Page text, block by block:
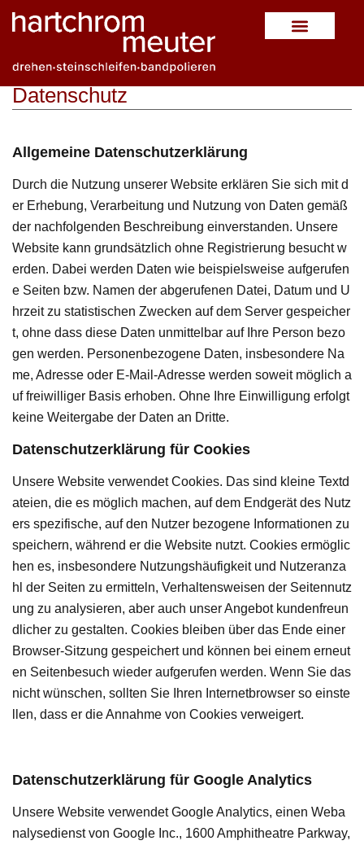
Datenschutz
Allgemeine Datenschutzerklärung
Durch die Nutzung unserer Website erklären Sie sich mit d
er Erhebung, Verarbeitung und Nutzung von Daten gemäß
der nachfolgenden Beschreibung einverstanden. Unsere
Website kann grundsätzlich ohne Registrierung besucht w
erden. Dabei werden Daten wie beispielsweise aufgerufen
e Seiten bzw. Namen der abgerufenen Datei, Datum und U
hrzeit zu statistischen Zwecken auf dem Server gespeicher
t, ohne dass diese Daten unmittelbar auf Ihre Person bezo
gen werden. Personenbezogene Daten, insbesondere Na
me, Adresse oder E-Mail-Adresse werden soweit möglich a
uf freiwilliger Basis erhoben. Ohne Ihre Einwilligung erfolgt
keine Weitergabe der Daten an Dritte.
Datenschutzerklärung für Cookies
Unsere Website verwendet Cookies. Das sind kleine Textd
ateien, die es möglich machen, auf dem Endgerät des Nutz
ers spezifische, auf den Nutzer bezogene Informationen zu
speichern, während er die Website nutzt. Cookies ermöglic
hen es, insbesondere Nutzungshäufigkeit und Nutzeranza
hl der Seiten zu ermitteln, Verhaltensweisen der Seitennutz
ung zu analysieren, aber auch unser Angebot kundenfreun
dlicher zu gestalten. Cookies bleiben über das Ende einer
Browser-Sitzung gespeichert und können bei einem erneut
en Seitenbesuch wieder aufgerufen werden. Wenn Sie das
nicht wünschen, sollten Sie Ihren Internetbrowser so einste
llen, dass er die Annahme von Cookies verweigert.
Datenschutzerklärung für Google Analytics
Unsere Website verwendet Google Analytics, einen Weba
nalysedienst von Google Inc., 1600 Amphitheatre Parkway,